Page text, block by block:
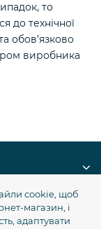
то
до технічної
обов’язково
виробника
cookie, щоб
магазин, і
адаптувати